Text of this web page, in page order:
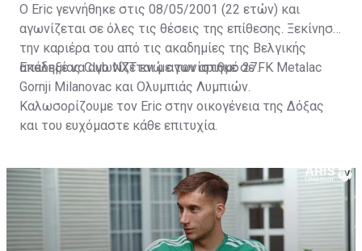
Ο Eric γεννήθηκε στις 08/05/2001 (22 ετών) και
αγωνίζεται σε όλες τις θέσεις της επίθεσης. Ξεκίνησε
την καριέρα του από τις ακαδημίες της Βελγικής
ακαδημίας Club NXT ενώ αγωνίστηκε σε FK Metalac
Gornji Milanovac και Ολυμπιάς Λυμπιών.
Επέλεξε να αγωνίζεται με τον αριθμό 27.
Καλωσορίζουμε τον Eric στην οικογένεια της Δόξας
και του ευχόμαστε κάθε επιτυχία.